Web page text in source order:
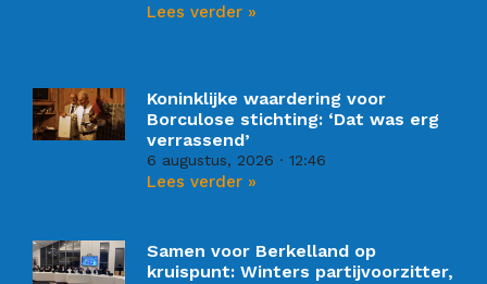
Lees verder »
Koninklijke waardering voor
Borculose stichting: ‘Dat was erg
verrassend’
6 augustus, 2026 12:46
Lees verder »
Samen voor Berkelland op
kruispunt: Winters partijvoorzitter,